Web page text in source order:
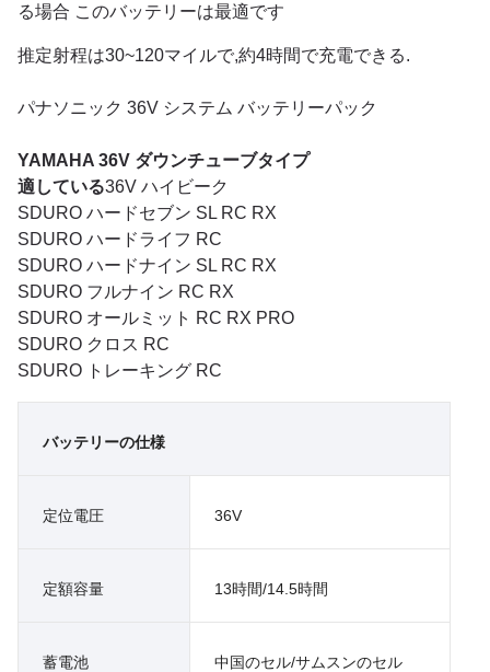
る場合 このバッテリーは最適です
推定射程は30~120マイルで,約4時間で充電できる.
パナソニック 36V システム バッテリーパック
YAMAHA 36V ダウンチューブタイプ
適している36V ハイビーク
SDURO ハードセブン SL RC RX
SDURO ハードライフ RC
SDURO ハードナイン SL RC RX
SDURO フルナイン RC RX
SDURO オールミット RC RX PRO
SDURO クロス RC
SDURO トレーキング RC
バッテリーの仕様
定位電圧 36V
定額容量 13時間/14.5時間
蓄電池 中国のセル/サムスンのセル